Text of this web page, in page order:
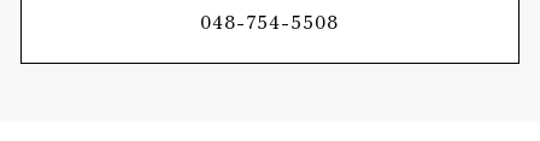
048-754-5508